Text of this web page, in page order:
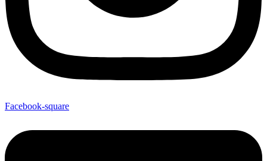
Facebook-square